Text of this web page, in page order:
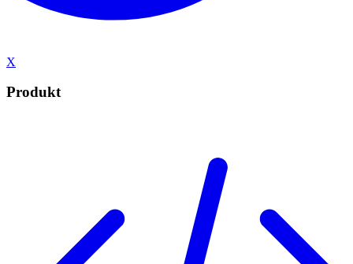
X
Produkt